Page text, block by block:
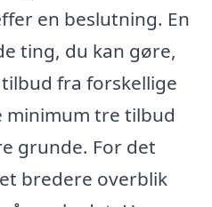
en beslutning. En
ting, du kan gøre,
fra forskellige
minimum tre tilbud
grunde. For det
bredere overblik